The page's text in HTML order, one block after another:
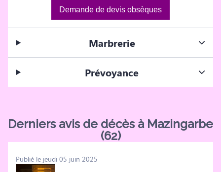
Demande de devis obsèques
Marbrerie
Prévoyance
Derniers avis de décès à Mazingarbe
(62)
Publié le jeudi 05 juin 2025